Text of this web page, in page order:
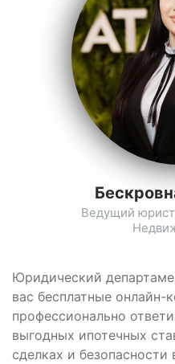
Юридический
вас бесплатные онлайн-
профессионально
выгодных ипотечных
сделках и
Ведущий